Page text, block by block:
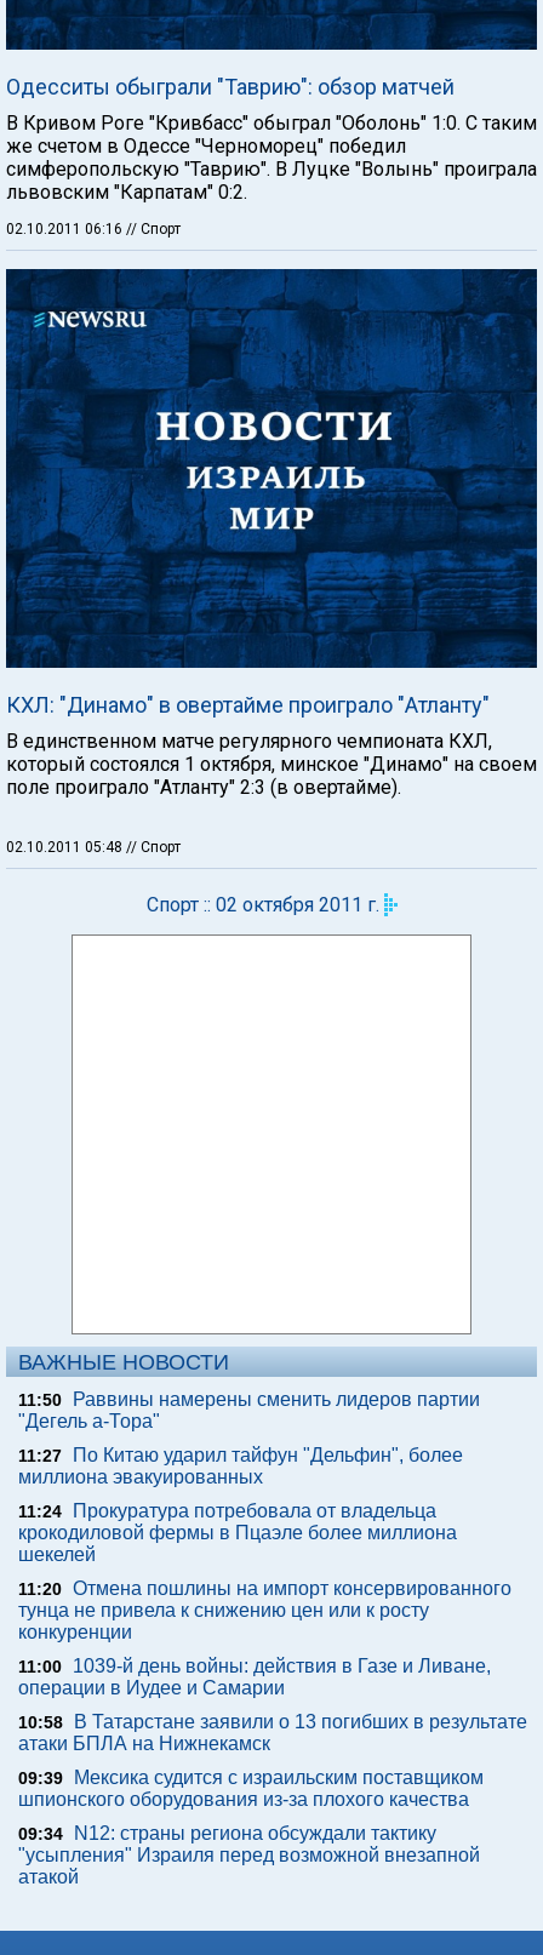
Одесситы обыграли "Таврию": обзор матчей
В Кривом Роге "Кривбасс" обыграл "Оболонь" 1:0. С таким
же счетом в Одессе "Черноморец" победил
симферопольскую "Таврию". В Луцке "Волынь" проиграла
львовским "Карпатам" 0:2.
02.10.2011 06:16 // Спорт
КХЛ: "Динамо" в овертайме проиграло "Атланту"
В единственном матче регулярного чемпионата КХЛ,
который состоялся 1 октября, минское "Динамо" на своем
поле проиграло "Атланту" 2:3 (в овертайме).
02.10.2011 05:48 // Спорт
Спорт :: 02 октября 2011 г.
ВАЖНЫЕ НОВОСТИ
11:50
Раввины намерены сменить лидеров партии
"Дегель а-Тора"
11:27
По Китаю ударил тайфун "Дельфин", более
миллиона эвакуированных
11:24
Прокуратура потребовала от владельца
крокодиловой фермы в Пцаэле более миллиона
шекелей
11:20 Отмена пошлины на импорт консервированного
тунца не привела к снижению цен или к росту
конкуренции
11:00
1039-й день войны: действия в Газе и Ливане,
операции в Иудее и Самарии
10:58
В Татарстане заявили о 13 погибших в результате
атаки БПЛА на Нижнекамск
09:39
Мексика судится с израильским поставщиком
шпионского оборудования из-за плохого качества
09:34
N12: страны региона обсуждали тактику
"усыпления" Израиля перед возможной внезапной
атакой